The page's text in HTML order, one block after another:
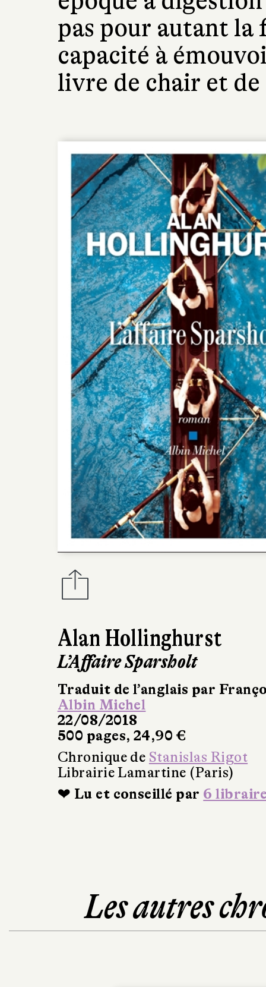
Alan Hollinghurst
L’Affaire Sparsholt
Traduit de l’anglais par
Albin Michel
22/08/2018
500 pages, 24,90 €
Chronique de Stanislas Rigot
Librairie Lamartine (Paris)
❤ Lu et conseillé par 6
pas pour autant la
capacité à
livre de chair et de
Les autres